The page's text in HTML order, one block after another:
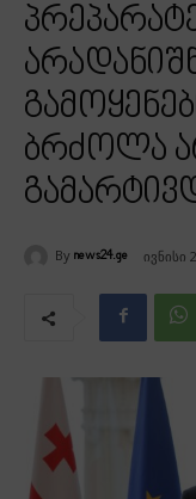
ბრძოლა
By news24.ge ივნისი